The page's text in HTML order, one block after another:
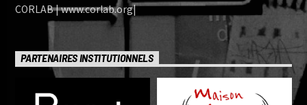
CORLAB | www.corlab.org|
PARTENAIRES INSTITUTIONNELS